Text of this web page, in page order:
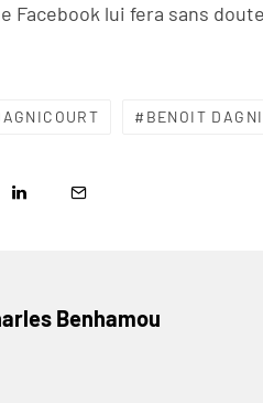
Facebook lui fera sans
BENOIT
Benhamou